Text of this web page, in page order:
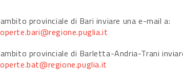
provinciale di Bari inviare una e-mail a:
provinciale di Barletta-Andria-Trani